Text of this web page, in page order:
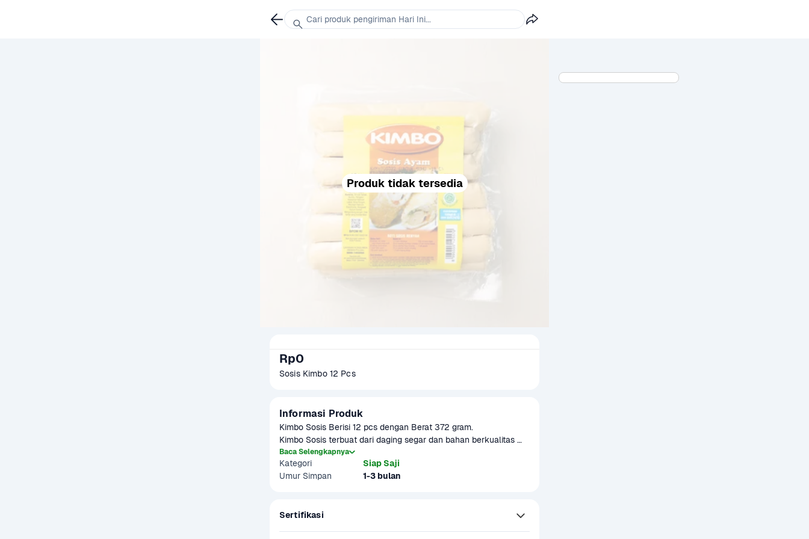
Produk tidak tersedia
Rp0
Sosis Kimbo 12 Pcs
Informasi Produk
Kimbo Sosis Berisi 12 pcs dengan Berat 372 gram.
Kimbo Sosis terbuat dari daging segar dan bahan berkualitas
yang diproses dengan higienis. Dengan tekstur yang lembut dan
rasa lezat cocok sebagai camilan praktis untuk keluarga.
Tersedia dalam berbagai varian.
Baca Selengkapnya
Kategori
Siap Saji
Umur Simpan
1-3 bulan
Sertifikasi
Cari produk pengiriman Hari Ini...